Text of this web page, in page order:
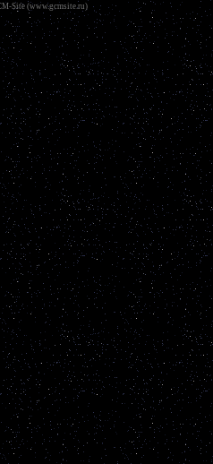
Site (www.gcmsite.ru)